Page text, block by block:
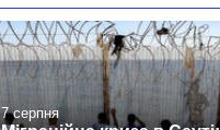
7 серпня